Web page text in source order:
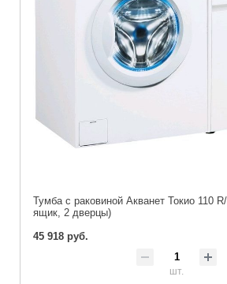
Тумба с раковиной Акванет Токио 110
ящик, 2 дверцы)
45 918 руб.
шт.